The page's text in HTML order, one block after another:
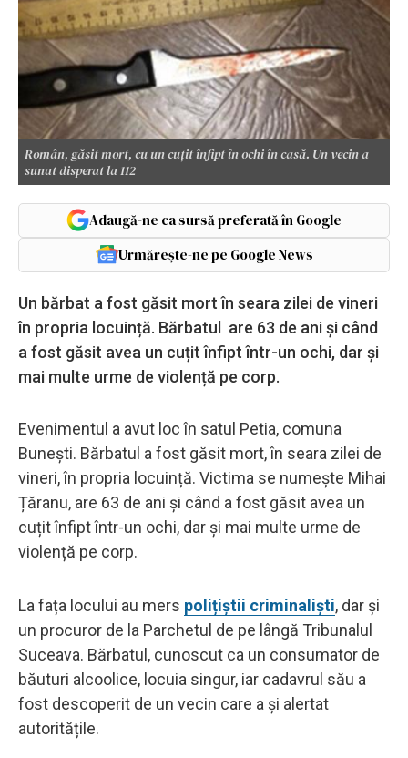
Român, găsit mort, cu un cuțit înfipt în ochi în casă. Un vecin a
sunat disperat la 112
Adaugă-ne ca sursă preferată în Google
Urmărește-ne pe Google News
Un bărbat a fost găsit mort în seara zilei de vineri
în propria locuință. Bărbatul are 63 de ani și când
a fost găsit avea un cuțit înfipt într-un ochi, dar și
mai multe urme de violență pe corp.
Evenimentul a avut loc în satul Petia, comuna
Bunești. Bărbatul a fost găsit mort, în seara zilei de
vineri, în propria locuință. Victima se numește Mihai
Țăranu, are 63 de ani și când a fost găsit avea un
cuțit înfipt într-un ochi, dar și mai multe urme de
violență pe corp.
La fața locului au mers polițiștii criminaliști, dar și
un procuror de la Parchetul de pe lângă Tribunalul
Suceava. Bărbatul, cunoscut ca un consumator de
băuturi alcoolice, locuia singur, iar cadavrul său a
fost descoperit de un vecin care a și alertat
autoritățile.